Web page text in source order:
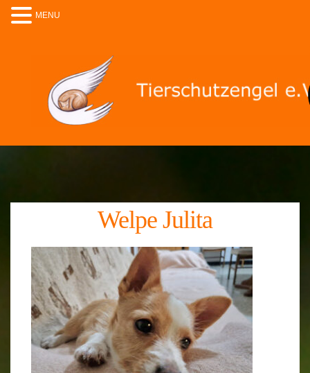
Welpe Julita
MENU